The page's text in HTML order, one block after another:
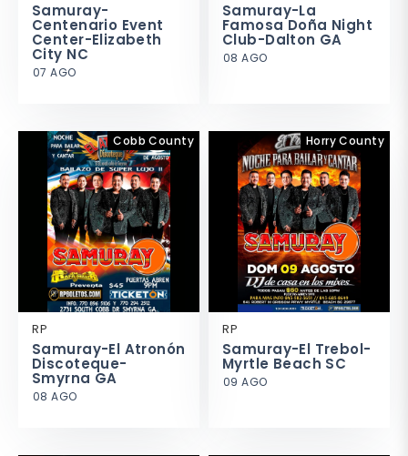
Samuray-
Centenario Event
Center-Elizabeth
City NC
07 AGO
Samuray-La
Famosa Doña Night
Club-Dalton GA
08 AGO
Cobb County
RP
Samuray-El Atronón
Discoteque-
Smyrna GA
08 AGO
Horry County
RP
Samuray-El Trebol-
Myrtle Beach SC
09 AGO